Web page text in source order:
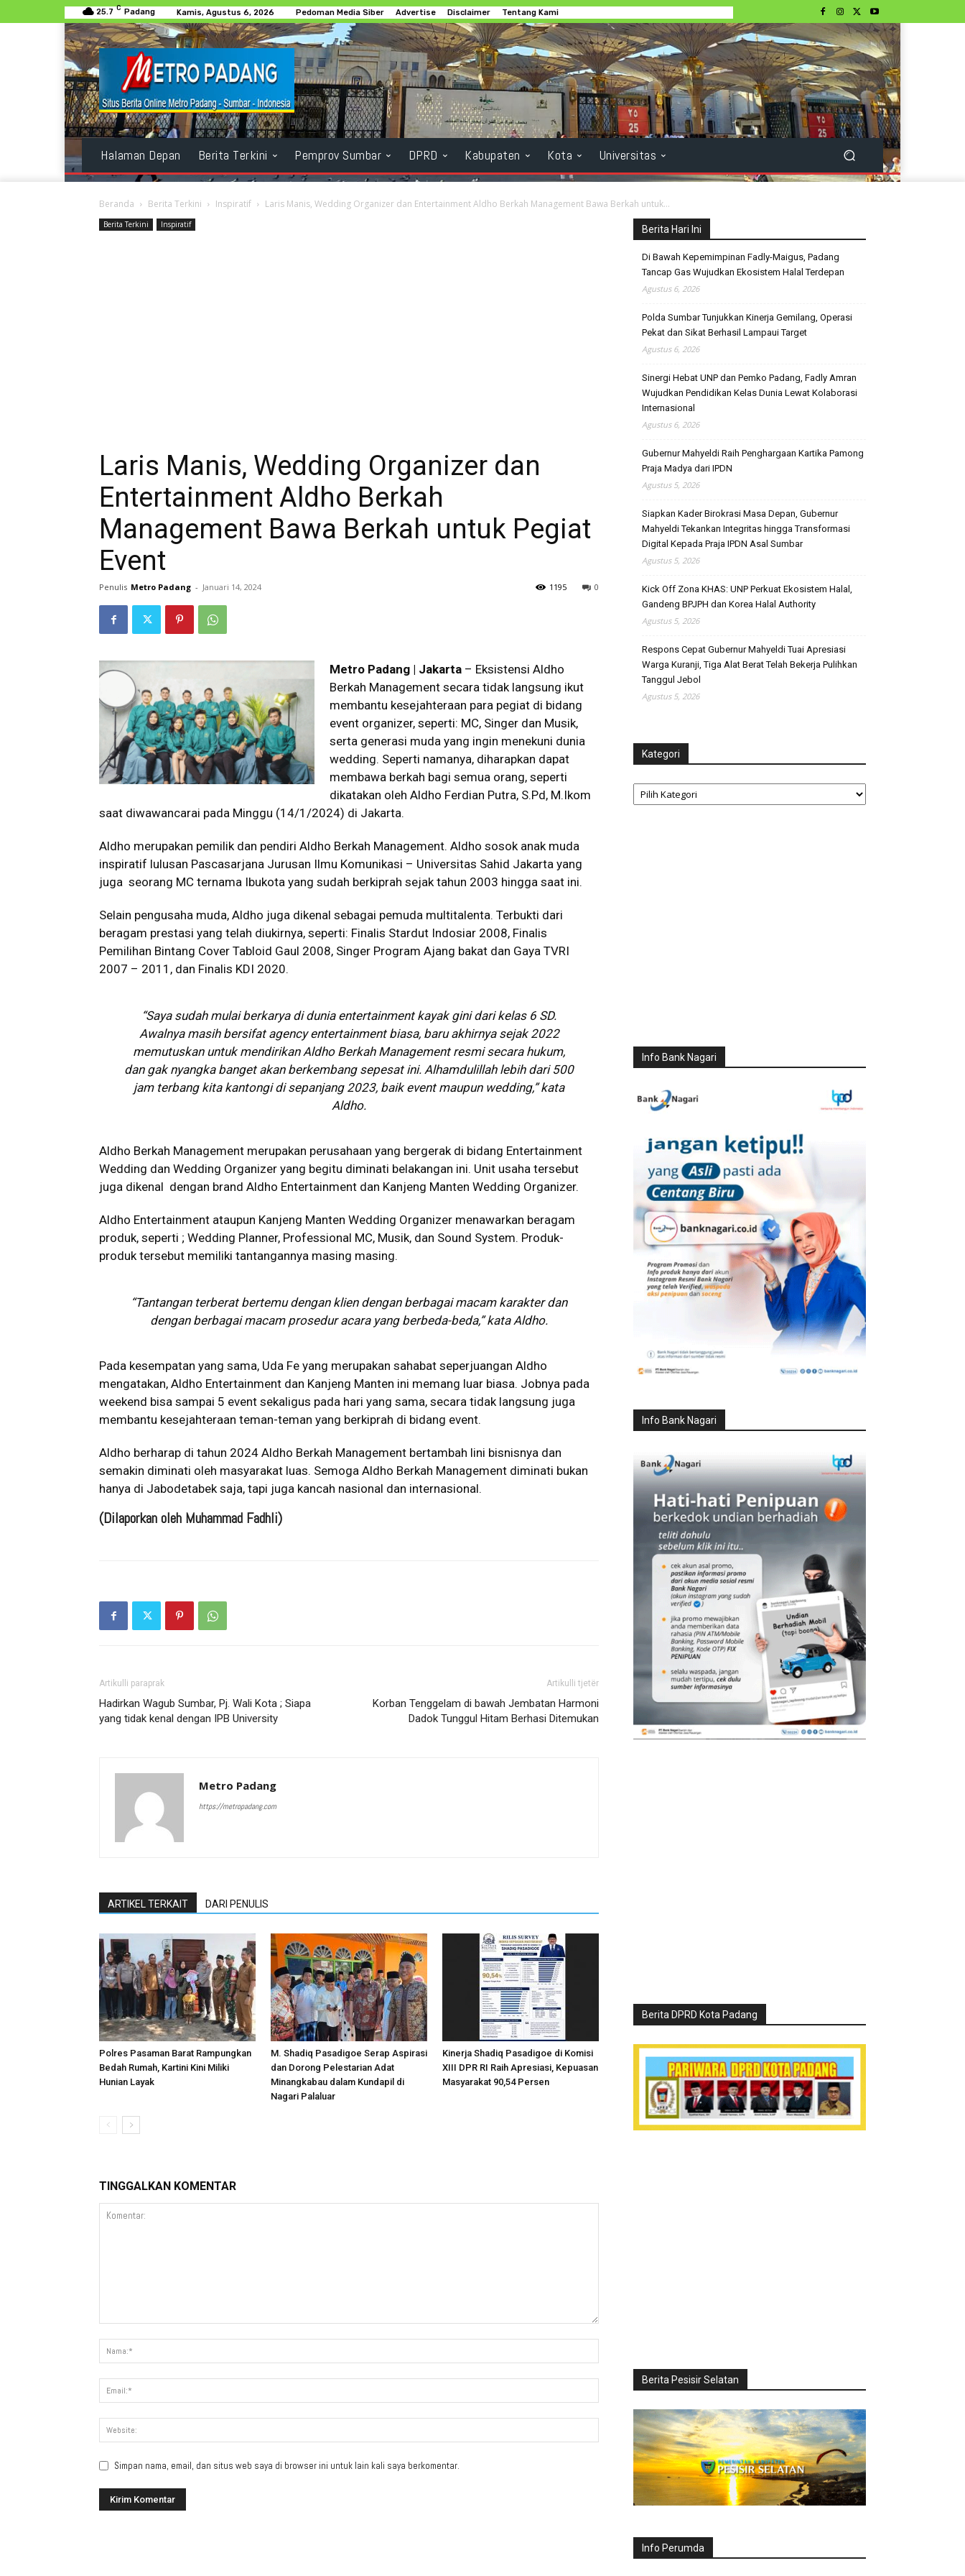
25.7 C Padang Kamis, Agustus 6, 2026 Pedoman Media Siber Advertise Disclaimer Tentang Kami
Halaman Depan Berita Terkini Pemprov Sumbar DPRD Kabupaten Kota Universitas
Beranda Berita Terkini Inspiratif Laris Manis, Wedding Organizer dan Entertainment Aldho Berkah Management Bawa Berkah untuk...
Berita Terkini Inspiratif
Laris Manis, Wedding Organizer dan
Entertainment Aldho Berkah
Management Bawa Berkah untuk Pegiat
Event
Penulis Metro Padang - Januari 14, 2024 0
1195
Metro Padang | Jakarta – Eksistensi Aldho
Berkah Management secara tidak langsung ikut
membantu kesejahteraan para pegiat di bidang
event organizer, seperti: MC, Singer dan Musik,
serta generasi muda yang ingin menekuni dunia
wedding. Seperti namanya, diharapkan dapat
membawa berkah bagi semua orang, seperti
dikatakan oleh Aldho Ferdian Putra, S.Pd, M.Ikom
saat diwawancarai pada Minggu (14/1/2024) di Jakarta.
Aldho merupakan pemilik dan pendiri Aldho Berkah Management. Aldho sosok anak muda
inspiratif lulusan Pascasarjana Jurusan Ilmu Komunikasi – Universitas Sahid Jakarta yang
juga seorang MC ternama Ibukota yang sudah berkiprah sejak tahun 2003 hingga saat ini.
Selain pengusaha muda, Aldho juga dikenal sebagai pemuda multitalenta. Terbukti dari
beragam prestasi yang telah diukirnya, seperti: Finalis Stardut Indosiar 2008, Finalis
Pemilihan Bintang Cover Tabloid Gaul 2008, Singer Program Ajang bakat dan Gaya TVRI
2007 – 2011, dan Finalis KDI 2020.
“Saya sudah mulai berkarya di dunia entertainment kayak gini dari kelas 6 SD.
Awalnya masih bersifat agency entertainment biasa, baru akhirnya sejak 2022
memutuskan untuk mendirikan Aldho Berkah Management resmi secara hukum,
dan gak nyangka banget akan berkembang sepesat ini. Alhamdulillah lebih dari 500
jam terbang kita kantongi di sepanjang 2023, baik event maupun wedding,” kata
Aldho.
Aldho Berkah Management merupakan perusahaan yang bergerak di bidang Entertainment
Wedding dan Wedding Organizer yang begitu diminati belakangan ini. Unit usaha tersebut
juga dikenal dengan brand Aldho Entertainment dan Kanjeng Manten Wedding Organizer.
Aldho Entertainment ataupun Kanjeng Manten Wedding Organizer menawarkan beragam
produk, seperti ; Wedding Planner, Professional MC, Musik, dan Sound System. Produk-
produk tersebut memiliki tantangannya masing masing.
“Tantangan terberat bertemu dengan klien dengan berbagai macam karakter dan
dengan berbagai macam prosedur acara yang berbeda-beda,” kata Aldho.
Pada kesempatan yang sama, Uda Fe yang merupakan sahabat seperjuangan Aldho
mengatakan, Aldho Entertainment dan Kanjeng Manten ini memang luar biasa. Jobnya pada
weekend bisa sampai 5 event sekaligus pada hari yang sama, secara tidak langsung juga
membantu kesejahteraan teman-teman yang berkiprah di bidang event.
Aldho berharap di tahun 2024 Aldho Berkah Management bertambah lini bisnisnya dan
semakin diminati oleh masyarakat luas. Semoga Aldho Berkah Management diminati bukan
hanya di Jabodetabek saja, tapi juga kancah nasional dan internasional.
(Dilaporkan oleh Muhammad Fadhli)
Artikulli paraprak
Hadirkan Wagub Sumbar, Pj. Wali Kota ; Siapa
yang tidak kenal dengan IPB University
Artikulli tjetër
Korban Tenggelam di bawah Jembatan Harmoni
Dadok Tunggul Hitam Berhasi Ditemukan
Metro Padang
https://metropadang.com
ARTIKEL TERKAIT DARI PENULIS
Polres Pasaman Barat Rampungkan
Bedah Rumah, Kartini Kini Miliki
Hunian Layak
M. Shadiq Pasadigoe Serap Aspirasi
dan Dorong Pelestarian Adat
Minangkabau dalam Kundapil di
Nagari Palaluar
Kinerja Shadiq Pasadigoe di Komisi
XIII DPR RI Raih Apresiasi, Kepuasan
Masyarakat 90,54 Persen
TINGGALKAN KOMENTAR
Simpan nama, email, dan situs web saya di browser ini untuk lain kali saya berkomentar.
Berita Hari Ini
Di Bawah Kepemimpinan Fadly-Maigus, Padang
Tancap Gas Wujudkan Ekosistem Halal Terdepan
Agustus 6, 2026
Polda Sumbar Tunjukkan Kinerja Gemilang, Operasi
Pekat dan Sikat Berhasil Lampaui Target
Agustus 6, 2026
Sinergi Hebat UNP dan Pemko Padang, Fadly Amran
Wujudkan Pendidikan Kelas Dunia Lewat Kolaborasi
Internasional
Agustus 6, 2026
Gubernur Mahyeldi Raih Penghargaan Kartika Pamong
Praja Madya dari IPDN
Agustus 5, 2026
Siapkan Kader Birokrasi Masa Depan, Gubernur
Mahyeldi Tekankan Integritas hingga Transformasi
Digital Kepada Praja IPDN Asal Sumbar
Agustus 5, 2026
Kick Off Zona KHAS: UNP Perkuat Ekosistem Halal,
Gandeng BPJPH dan Korea Halal Authority
Agustus 5, 2026
Respons Cepat Gubernur Mahyeldi Tuai Apresiasi
Warga Kuranji, Tiga Alat Berat Telah Bekerja Pulihkan
Tanggul Jebol
Agustus 5, 2026
Kategori
Kategori
Info Bank Nagari
Info Bank Nagari
Berita DPRD Kota Padang
Berita Pesisir Selatan
Info Perumda